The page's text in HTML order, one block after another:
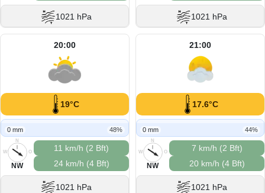
1021 hPa 1021 hPa
20:00
19°C
0 mm 48%
N
O
S
W
NW
11 km/h (2 Bft)
24 km/h (4 Bft)
1021 hPa
21:00
17.6°C
0 mm 44%
N
O
S
W
NW
7 km/h (2 Bft)
20 km/h (4 Bft)
1021 hPa